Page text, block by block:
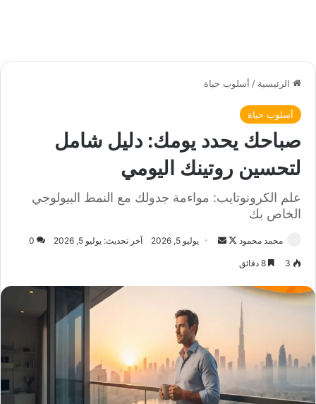
الرئيسية / أسلوب حياة
أسلوب حياة
صباحك يحدد يومك: دليل شامل
لتحسين روتينك اليومي
علم الكرونوتايب: مواءمة جدولك مع النمط البيولوجي
الخاص بك
محمد محمود
ت
X د
ا
إ
يوليو 5, 2026 آخر تحديث: يوليو 5, 2026 0
3